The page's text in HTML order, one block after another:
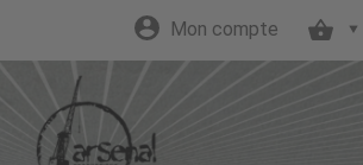
Mon compte